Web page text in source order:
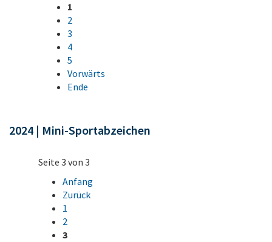
1
2
3
4
5
Vorwärts
Ende
2024 | Mini-Sportabzeichen
Seite 3 von 3
Anfang
Zurück
1
2
3